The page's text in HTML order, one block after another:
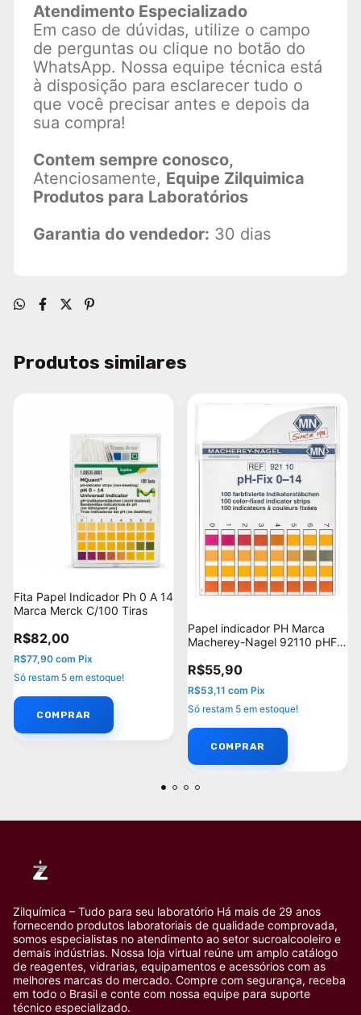
Atendimento Especializado
Em caso de dúvidas, utilize o campo
de perguntas ou clique no botão do
WhatsApp. Nossa equipe técnica está
à disposição para esclarecer tudo o
que você precisar antes e depois da
sua compra!
Contem sempre conosco,
Atenciosamente, Equipe Zilquimica
Produtos para Laboratórios
Garantia do vendedor: 30 dias
Produtos similares
Fita Papel Indicador Ph 0 A 14
Marca Merck C/100 Tiras
R$82,00
R$77,90 com Pix
Só restam 5 em estoque!
Papel indicador PH Marca
Macherey-Nagel 92110 pHFix
R$55,90
R$53,11 com Pix
Só restam 5 em estoque!
Zilquímica – Tudo para seu laboratório Há mais de 29 anos
fornecendo produtos laboratoriais de qualidade comprovada,
somos especialistas no atendimento ao setor sucroalcooleiro e
demais indústrias. Nossa loja virtual reúne um amplo catálogo
de reagentes, vidrarias, equipamentos e acessórios com as
melhores marcas do mercado. Compre com segurança, receba
em todo o Brasil e conte com nossa equipe para suporte
técnico especializado.